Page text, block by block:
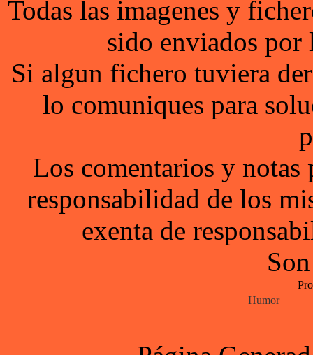
Todas las imagenes y
sido enviados por
Si algun fichero tuviera
lo comuniques para
Los comentarios y notas
responsabilidad de los
exenta de
Humor